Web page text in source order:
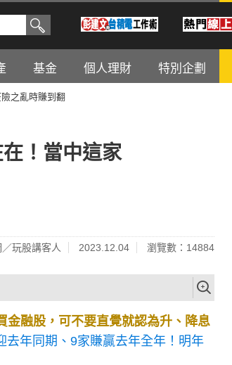
基金 個人理財 特別企劃
之亂時賺到翻
！當中這家
玩股講客人 2023.12.04 瀏覽數：14884
金融股，可不要直覺就認為升、降息
去年同期、9家賺贏去年全年！明年